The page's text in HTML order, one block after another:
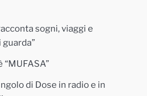
sogni, viaggi e
“MUFASA”
di Dose in radio e in